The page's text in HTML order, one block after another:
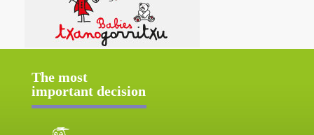
The most
important decision